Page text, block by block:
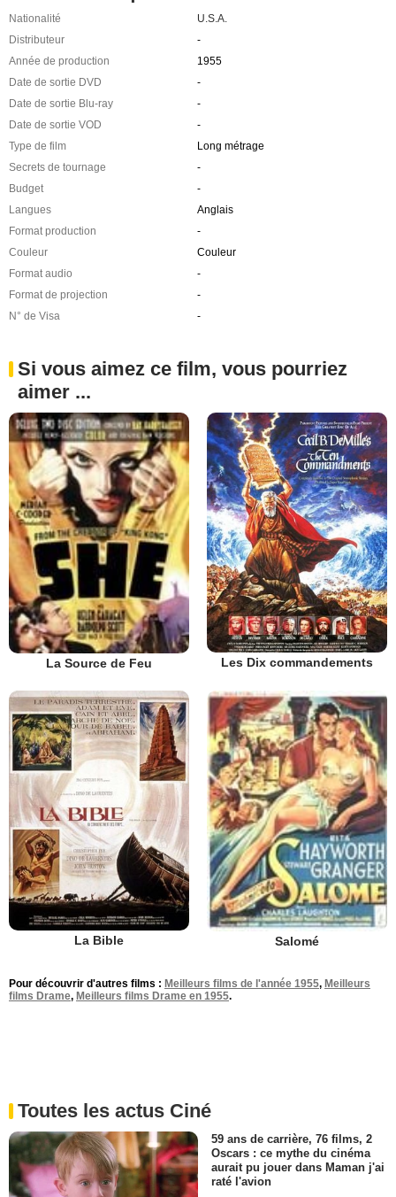
Nationalité
U.S.A.
Distributeur
-
Année de production
1955
Date de sortie DVD
-
Date de sortie Blu-ray
-
Date de sortie VOD
-
Type de film
Long métrage
Secrets de tournage
-
Budget
-
Langues
Anglais
Format production
-
Couleur
Couleur
Format audio
-
Format de projection
-
N° de Visa
-
Si vous aimez ce film, vous pourriez
aimer ...
La Source de Feu Les Dix commandements
La Bible Salomé
Pour découvrir d'autres films : Meilleurs films de l'année 1955, Meilleurs
films Drame, Meilleurs films Drame en 1955.
Toutes les actus Ciné
59 ans de carrière, 76 films, 2
Oscars : ce mythe du cinéma
aurait pu jouer dans Maman j'ai
raté l'avion